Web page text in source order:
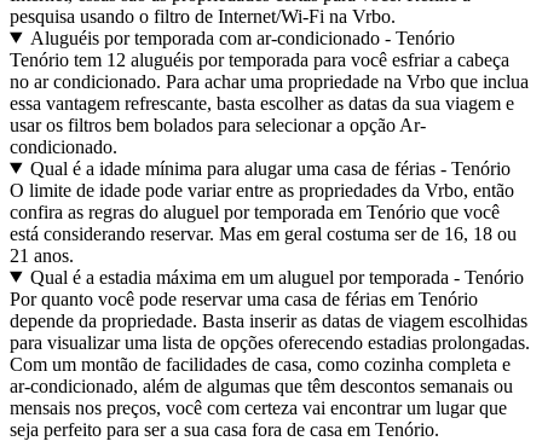
pesquisa usando o filtro de Internet/Wi-Fi na Vrbo.
Aluguéis por temporada com ar-condicionado - Tenório
Tenório tem 12 aluguéis por temporada para você esfriar a cabeça
no ar condicionado. Para achar uma propriedade na Vrbo que inclua
essa vantagem refrescante, basta escolher as datas da sua viagem e
usar os filtros bem bolados para selecionar a opção Ar-
condicionado.
Qual é a idade mínima para alugar uma casa de férias - Tenório
O limite de idade pode variar entre as propriedades da Vrbo, então
confira as regras do aluguel por temporada em Tenório que você
está considerando reservar. Mas em geral costuma ser de 16, 18 ou
21 anos.
Qual é a estadia máxima em um aluguel por temporada - Tenório
Por quanto você pode reservar uma casa de férias em Tenório
depende da propriedade. Basta inserir as datas de viagem escolhidas
para visualizar uma lista de opções oferecendo estadias prolongadas.
Com um montão de facilidades de casa, como cozinha completa e
ar-condicionado, além de algumas que têm descontos semanais ou
mensais nos preços, você com certeza vai encontrar um lugar que
seja perfeito para ser a sua casa fora de casa em Tenório.